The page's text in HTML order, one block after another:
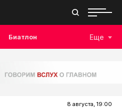
Биатлон Еще
8 августа, 19:00